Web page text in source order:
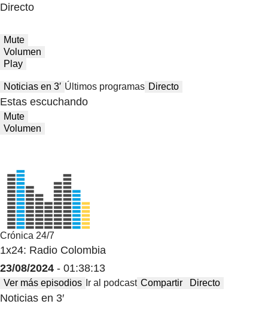
Directo
Mute
Volumen
Play
Noticias en 3′ Últimos programas Directo
Estas escuchando
Mute
Volumen
Crónica 24/7
1x24: Radio Colombia
23/08/2024 - 01:38:13
Ver más episodios Ir al podcast Compartir Directo
Noticias en 3′